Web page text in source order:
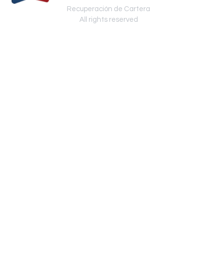
Recuperación de Cartera
All rights reserved